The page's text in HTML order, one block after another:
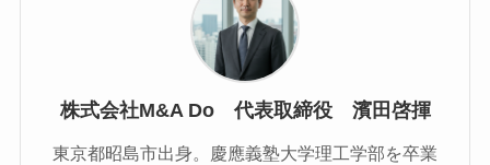
株式会社M&A Do 代表取締役 濱田啓揮
東京都昭島市出身。慶應義塾大学理工学部を卒業